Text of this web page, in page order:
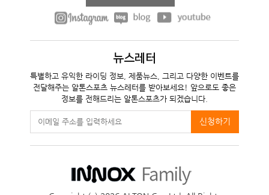
뉴스레터
특별하고 유익한 라이딩 정보, 제품뉴스, 그리고 다양한 이벤트를
전달해주는 알톤스포츠 뉴스레터를 받아보세요! 앞으로도 좋은
정보를 전해드리는 알톤스포츠가 되겠습니다.
신청하기